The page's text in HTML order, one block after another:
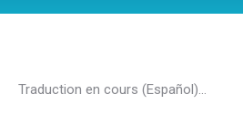
Traduction en cours (Español)…